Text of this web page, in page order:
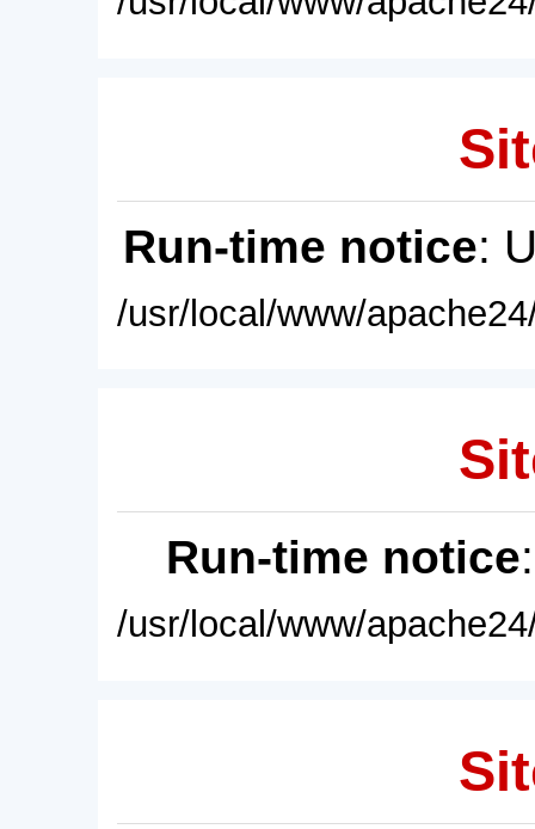
Run-time notice:
/usr/local/www/
Run-time notice
/usr/local/www/